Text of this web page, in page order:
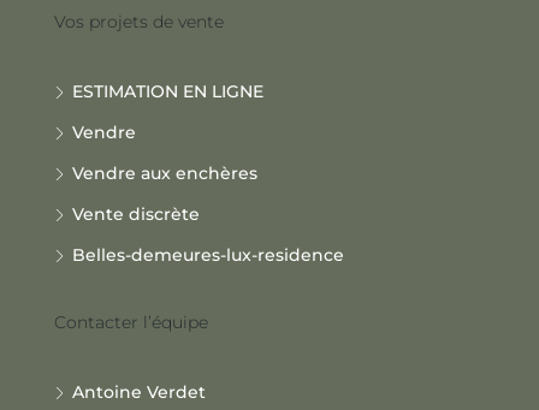
Vos projets de vente
ESTIMATION EN LIGNE
Vendre
Vendre aux enchères
Vente discrète
Belles-demeures-lux-residence
Contacter l’équipe
Antoine Verdet